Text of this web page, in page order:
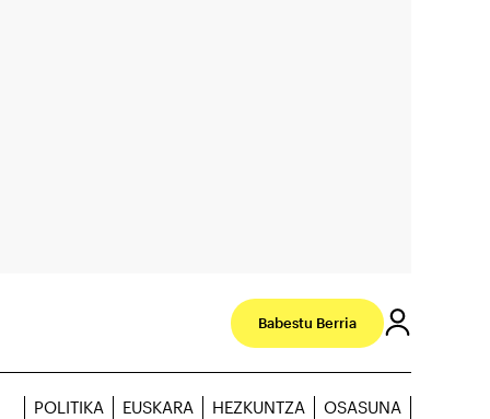
Babestu Berria
POLITIKA EUSKARA HEZKUNTZA OSASUNA